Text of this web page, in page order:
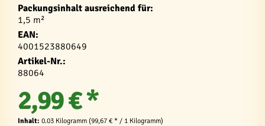
Packungsinhalt ausreichend für:
1,5 m²
EAN:
4001523880649
Artikel-Nr.:
88064
2,99 € *
Inhalt: 0.03 Kilogramm (99,67 € * / 1 Kilogramm)